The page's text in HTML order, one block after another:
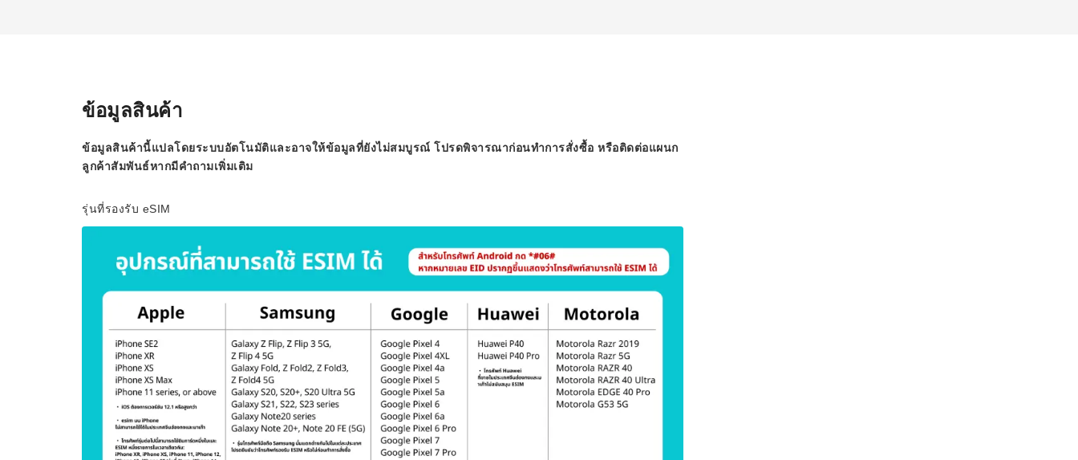
ข้อมูลสินค้า
ข้อมูลสินค้านี้แปลโดยระบบอัตโนมัติและอาจให้ข้อมูลที่ยังไม่สมบูรณ์ โปรดพิจารณาก่อนทำการสั่งซื้อ หรือติดต่อแผนก
ลูกค้าสัมพันธ์หากมีคำถามเพิ่มเติม
รุ่นที่รองรับ eSIM